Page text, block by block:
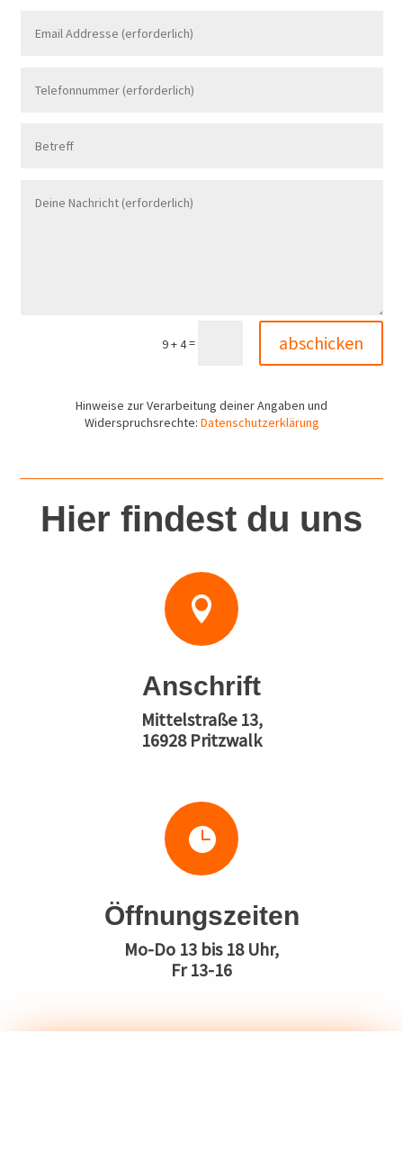
9 + 4= abschicken
Hinweise zur Verarbeitung deiner Angaben und
Widerspruchsrechte: Datenschutzerklärung
Hier findest du uns

Anschrift
Mittelstraße 13,
16928 Pritzwalk

Öffnungszeiten
Mo-Do 13 bis 18 Uhr,
Fr 13-16